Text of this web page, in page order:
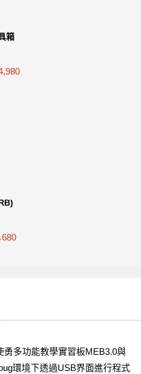
箱
680
勇多功能教學實習板MEB3.0與
環境下透過USB界面進行程式